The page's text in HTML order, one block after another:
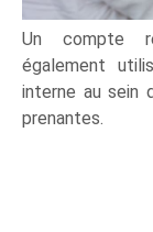
Un compte
également
interne au sein
prenantes.